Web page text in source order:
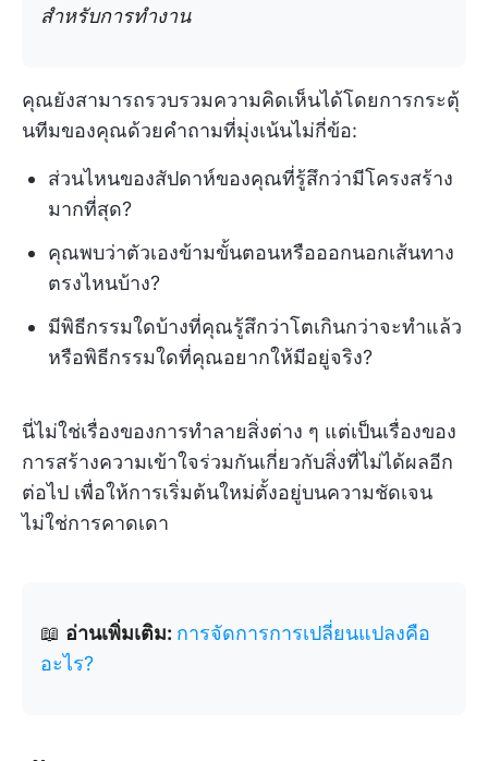
สำหรับการทำงาน
คุณยังสามารถรวบรวมความคิดเห็นได้โดยการกระตุ้
นทีมของคุณด้วยคำถามที่มุ่งเน้นไม่กี่ข้อ:
ส่วนไหนของสัปดาห์ของคุณที่รู้สึกว่ามีโครงสร้าง
มากที่สุด?
คุณพบว่าตัวเองข้ามขั้นตอนหรือออกนอกเส้นทาง
ตรงไหนบ้าง?
มีพิธีกรรมใดบ้างที่คุณรู้สึกว่าโตเกินกว่าจะทำแล้ว
หรือพิธีกรรมใดที่คุณอยากให้มีอยู่จริง?
นี่ไม่ใช่เรื่องของการทำลายสิ่งต่าง ๆ แต่เป็นเรื่องของ
การสร้างความเข้าใจร่วมกันเกี่ยวกับสิ่งที่ไม่ได้ผลอีก
ต่อไป เพื่อให้การเริ่มต้นใหม่ตั้งอยู่บนความชัดเจน
ไม่ใช่การคาดเดา
📖 อ่านเพิ่มเติม: การจัดการการเปลี่ยนแปลงคือ
อะไร?